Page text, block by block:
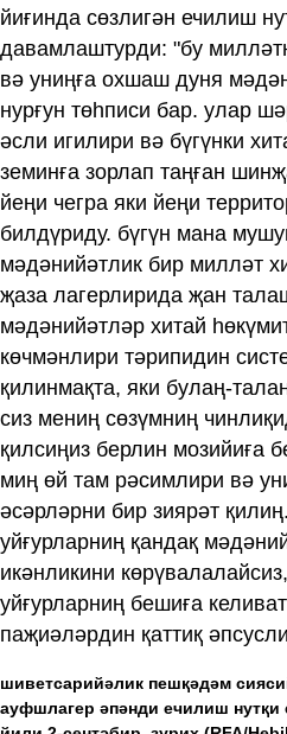
йиғинда сөзлигән ечилиш
давамлаштурди: "бу
вә униңға охшаш дуня
нурғун төһписи бар. улар
әсли игилири вә бүгүнки
земинға зорлап таңған
йеңи чегра яки йеңи
билдүриду. бүгүн мана
мәдәнийәтлик бир милләт
җаза лагерлирида җан
мәдәнийәтләр хитай
көчмәнлири тәрипидин
қилинмақта, яки булаң-
сиз мениң сөзүмниң
қилсиңиз берлин мозийиға
миң өй там рәсимлири вә
әсәрләрни бир зиярәт
уйғурларниң қандақ
икәнликини
уйғурларниң бешиға
паҗиәләрдин қаттиқ
шиветсарийәлик пешқәдәм
ауфшлагер әпәнди ечилиш нутқи